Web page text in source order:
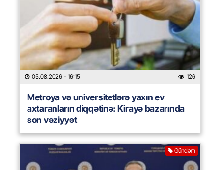
05.08.2026 - 16:15 126
Metroya və universitetlərə yaxın ev
axtaranların diqqətinə: Kirayə bazarında
son vəziyyət
Gündəm